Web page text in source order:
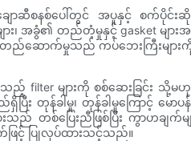
ဆီစနစ်ပေါ်တွင် အပူနှင့် စက်ပိုင်းဆို
ား၊ အခွံ၏ တည်တံ့မှုနှင့် gasket မ
ဆောက်မှုသည် ကပ်ဘေးကြီးများ
ည့် filter များကို စစ်ဆေးခြင်း
ရှိပြီး တုန်ခါမှု၊ တုန်ခါမှုကြောင့်
တစ်ပြေးညီဖြစ်ပြီး ကွာဟချက်
ြင့် ပြုလုပ်ထားသင့်သည်။